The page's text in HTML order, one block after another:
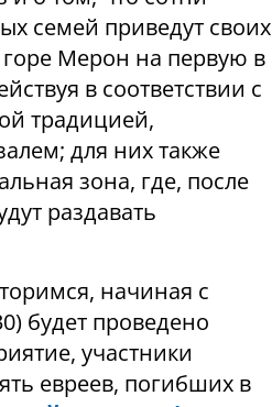
семей приведут своих
горе Мерон на первую в
в соответствии с
традицией,
для них также
зона, где, после
раздавать
начиная с
будет проведено
участники
евреев, погибших в